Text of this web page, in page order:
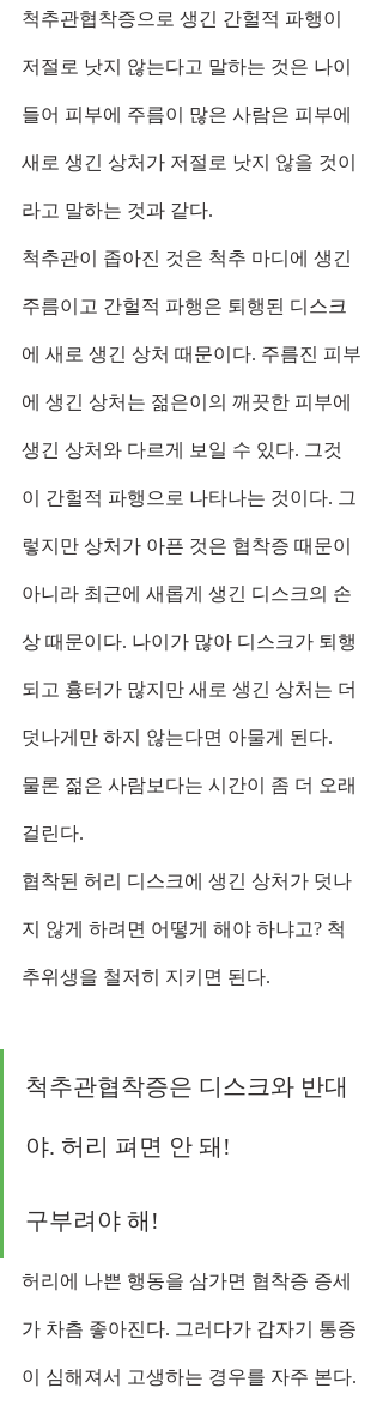
척추관협착증으로 생긴 간헐적 파행이
저절로 낫지 않는다고 말하는 것은 나이
들어 피부에 주름이 많은 사람은 피부에
새로 생긴 상처가 저절로 낫지 않을 것이
라고 말하는 것과 같다.
척추관이 좁아진 것은 척추 마디에 생긴
주름이고 간헐적 파행은 퇴행된 디스크
에 새로 생긴 상처 때문이다. 주름진 피부
에 생긴 상처는 젊은이의 깨끗한 피부에
생긴 상처와 다르게 보일 수 있다. 그것
이 간헐적 파행으로 나타나는 것이다. 그
렇지만 상처가 아픈 것은 협착증 때문이
아니라 최근에 새롭게 생긴 디스크의 손
상 때문이다. 나이가 많아 디스크가 퇴행
되고 흉터가 많지만 새로 생긴 상처는 더
덧나게만 하지 않는다면 아물게 된다.
물론 젊은 사람보다는 시간이 좀 더 오래
걸린다.
협착된 허리 디스크에 생긴 상처가 덧나
지 않게 하려면 어떻게 해야 하냐고? 척
추위생을 철저히 지키면 된다.
척추관협착증은 디스크와 반대
야. 허리 펴면 안 돼!
구부려야 해!
허리에 나쁜 행동을 삼가면 협착증 증세
가 차츰 좋아진다. 그러다가 갑자기 통증
이 심해져서 고생하는 경우를 자주 본다.